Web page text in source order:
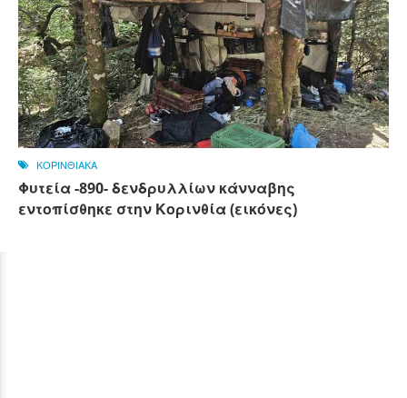
ΚΟΡΙΝΘΙΑΚΑ
Φυτεία -890- δενδρυλλίων κάνναβης
εντοπίσθηκε στην Κορινθία (εικόνες)